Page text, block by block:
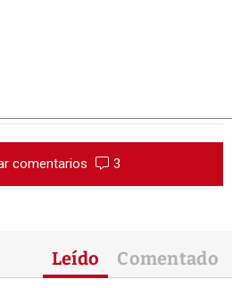
comentarios 3
Leído Comentado